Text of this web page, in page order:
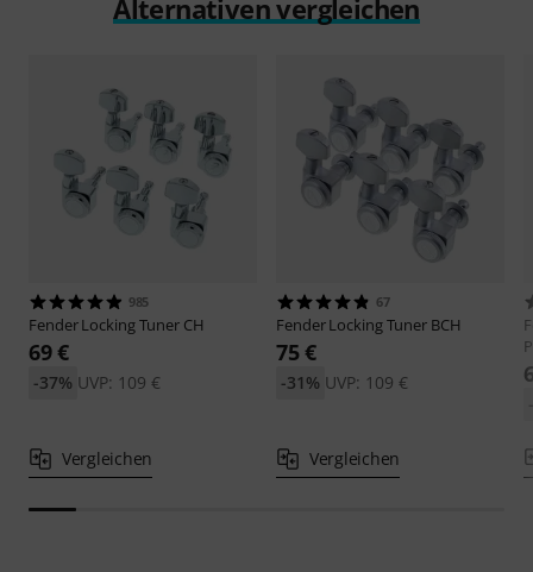
Alternativen vergleichen
985
FenderLocking Tuner CH
69 €
UVP: 109 €
-37%
Vergleichen
67
FenderLocking Tuner BCH
75 €
UVP: 109 €
-31%
Vergleichen